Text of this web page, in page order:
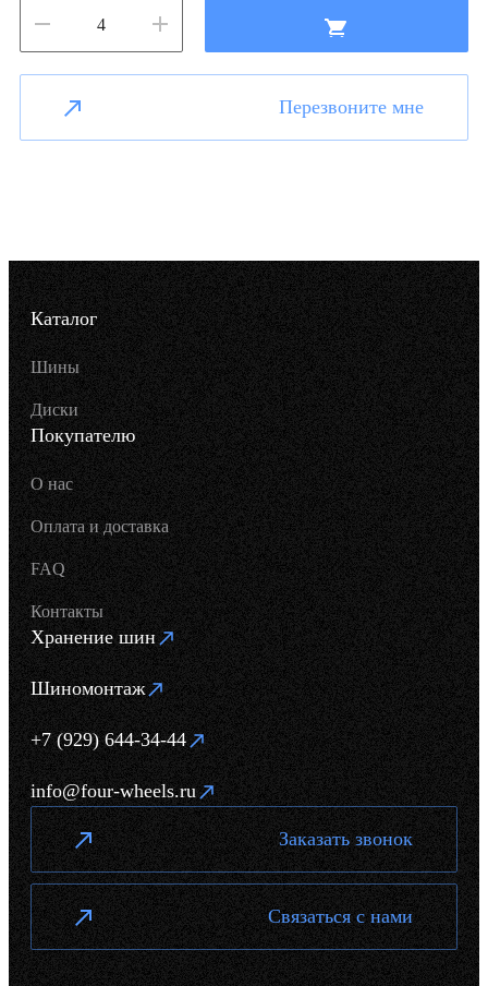
Перезвоните мне
Каталог
Шины
Диски
Покупателю
О нас
Оплата и доставка
FAQ
Контакты
Хранение шин
Шиномонтаж
+7 (929) 644-34-44
info@four-wheels.ru
Заказать звонок
Связаться с нами